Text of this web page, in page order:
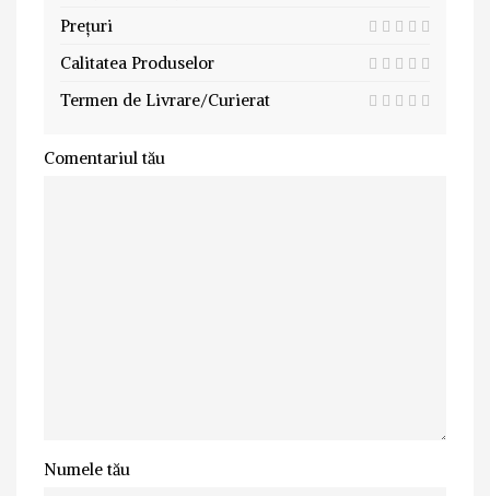
Prețuri
Calitatea Produselor
Termen de Livrare/Curierat
Comentariul tău
Numele tău